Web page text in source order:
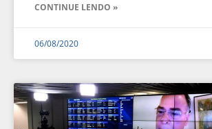
CONTINUE LENDO »
06/08/2020